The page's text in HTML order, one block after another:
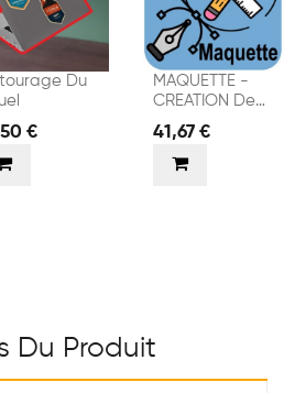
Du
€
MAQUETTE -
CREATION De
VISUELS
41,67 €
Du Produit